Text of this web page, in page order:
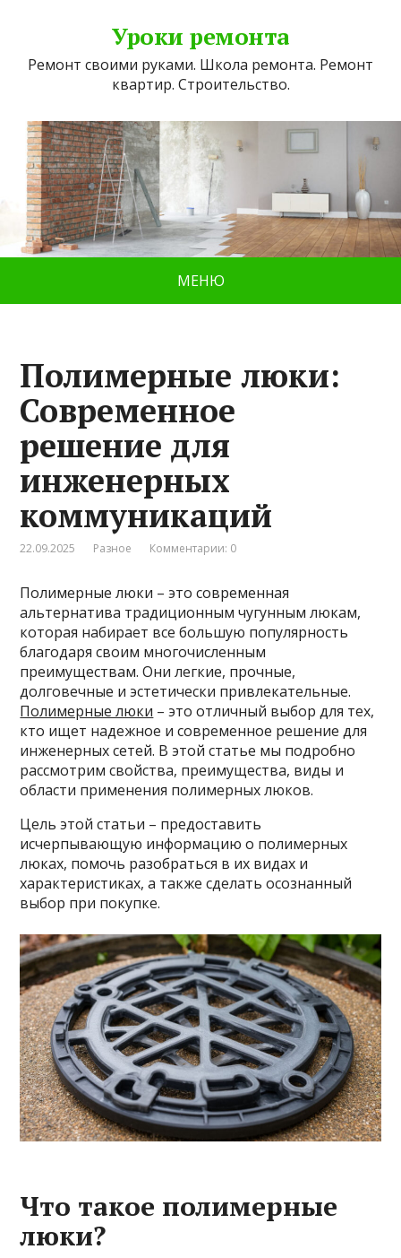
Уроки ремонта
Ремонт своими руками. Школа ремонта. Ремонт
квартир. Строительство.
МЕНЮ
Полимерные люки:
Современное
решение для
инженерных
коммуникаций
22.09.2025 Разное Комментарии: 0
Полимерные люки – это современная
альтернатива традиционным чугунным люкам,
которая набирает все большую популярность
благодаря своим многочисленным
преимуществам. Они легкие, прочные,
долговечные и эстетически привлекательные.
Полимерные люки – это отличный выбор для тех,
кто ищет надежное и современное решение для
инженерных сетей. В этой статье мы подробно
рассмотрим свойства, преимущества, виды и
области применения полимерных люков.
Цель этой статьи – предоставить
исчерпывающую информацию о полимерных
люках, помочь разобраться в их видах и
характеристиках, а также сделать осознанный
выбор при покупке.
Что такое полимерные
люки?